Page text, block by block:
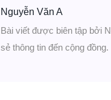
Nguyễn Văn A
Bài viết được biên tập bởi
sẻ thông tin đến cộng đồng.